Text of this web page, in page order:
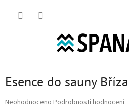
Esence do sauny
Průměrné hodnocení produktu je 0,0 z 5
Neohodnoceno Podrobnosti hodnocení